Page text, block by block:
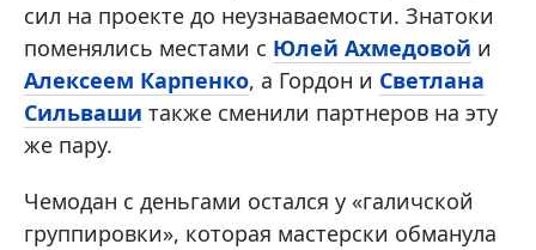
сил на проекте до неузнаваемости. Знатоки
поменялись местами с Юлей Ахмедовой и
Алексеем Карпенко, а Гордон и Светлана
Сильваши также сменили партнеров на эту
же пару.
Чемодан с деньгами остался у «галичской
группировки», которая мастерски обманула